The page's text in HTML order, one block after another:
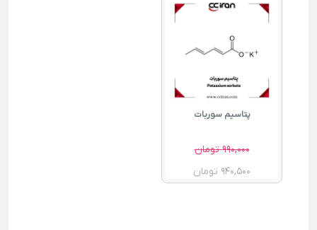
پتاسیم سوربات
990,000 تومان
940,500 تومان